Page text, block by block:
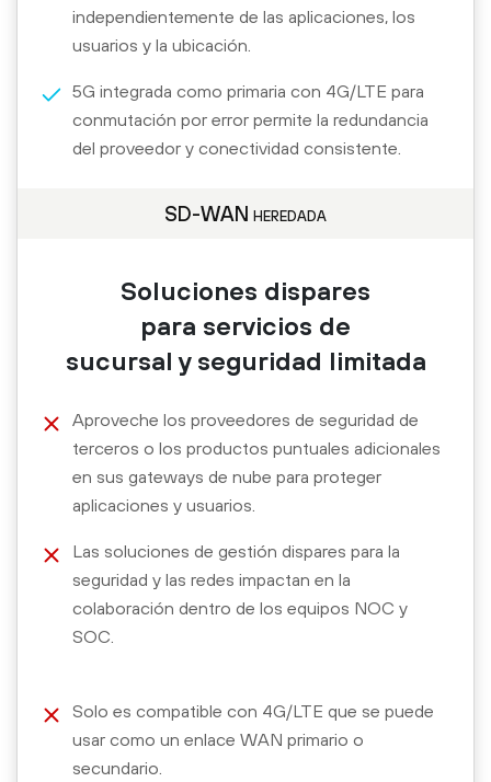
independientemente de las aplicaciones, los
usuarios y la ubicación.
5G integrada como primaria con 4G/LTE para
conmutación por error permite la redundancia
del proveedor y conectividad consistente.
SD-WAN heredada
Soluciones dispares
para servicios de
sucursal y seguridad limitada
Aproveche los proveedores de seguridad de
terceros o los productos puntuales adicionales
en sus gateways de nube para proteger
aplicaciones y usuarios.
Las soluciones de gestión dispares para la
seguridad y las redes impactan en la
colaboración dentro de los equipos NOC y
SOC.
Solo es compatible con 4G/LTE que se puede
usar como un enlace WAN primario o
secundario.